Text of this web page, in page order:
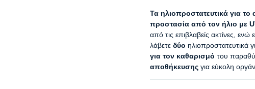
Τα ηλιοπροστατευτικά για το
προστασία από τον ήλιο με
από τις επιβλαβείς ακτίνες,
λάβετε δύο ηλιοπροστατευτικά
για τον καθαρισμό του
αποθήκευσης για εύκολη